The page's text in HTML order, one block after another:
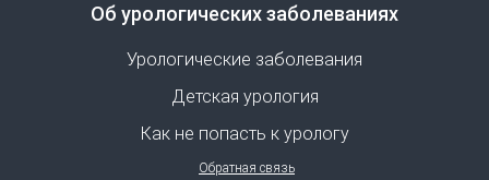
Об урологических заболеваниях
Урологические заболевания
Детская урология
Как не попасть к урологу
Обратная связь